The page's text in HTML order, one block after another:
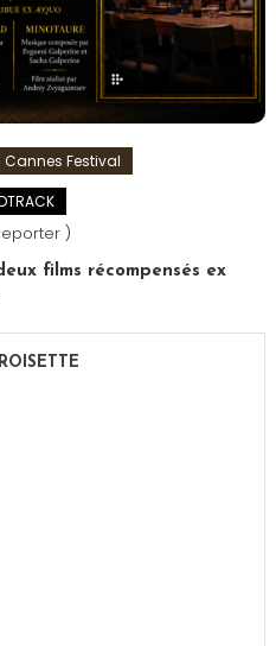
Cannes Festival
)
films récompensés ex